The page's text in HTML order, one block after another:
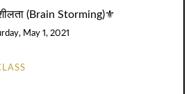
(Brain Storming)⚜️
May 1, 2021